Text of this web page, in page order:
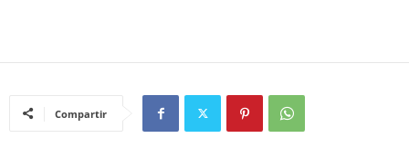
Compartir